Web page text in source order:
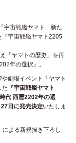
宇宙戦艦ヤマト 新た
『宇宙戦艦ヤマト2205
「ヤマトの歴史」を再
年の選択』。
劇場イベント「ヤマト
た 『宇宙戦艦ヤマト
代 西暦2202年の選
日に発売決定いたしま
よる新規描き下ろし